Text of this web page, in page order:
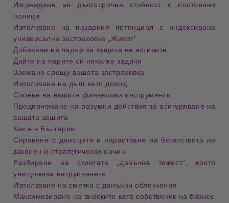
Изграждане на дългосрочна стойност с постоянни
полици
Използване на пазарния потенциал с индексирана
универсална застраховка „Живот“
Добавяне на чадър за защита на активите
Дайте на парите си няколко задачи
Заемане срещу вашата застраховка
Използване на дълг като доход.
Слоеве на вашите финансови инструменти
Предприемане на разумни действия за осигуряване на
вашата защита
Как е в България
Справяне с данъците и нарастване на богатството по
законен и стратегически начин
Разбиране на скритата „данъчна тежест“, която
унищожава натрупването
Използване на сметки с данъчни облекчения
Максимизиране на вноските като собственик на бизнес